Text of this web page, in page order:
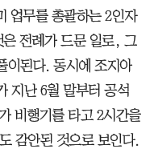
업무를 총괄하는 2인자
전례가 드문 일로, 그
이된다. 동시에 조지아
지난 6월 말부터 공석
비행기를 타고 2시간을
감안된 것으로 보인다.